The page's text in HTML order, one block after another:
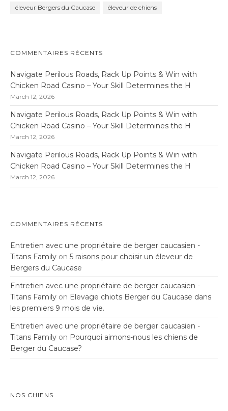
éleveur Bergers du Caucase éleveur de chiens
COMMENTAIRES RÉCENTS
Navigate Perilous Roads, Rack Up Points & Win with
Chicken Road Casino – Your Skill Determines the H
March 12, 2026
Navigate Perilous Roads, Rack Up Points & Win with
Chicken Road Casino – Your Skill Determines the H
March 12, 2026
Navigate Perilous Roads, Rack Up Points & Win with
Chicken Road Casino – Your Skill Determines the H
March 12, 2026
COMMENTAIRES RÉCENTS
Entretien avec une propriétaire de berger caucasien -
Titans Family on 5 raisons pour choisir un éleveur de
Bergers du Caucase
Entretien avec une propriétaire de berger caucasien -
Titans Family on Elevage chiots Berger du Caucase dans
les premiers 9 mois de vie.
Entretien avec une propriétaire de berger caucasien -
Titans Family on Pourquoi aimons-nous les chiens de
Berger du Caucase?
NOS CHIENS